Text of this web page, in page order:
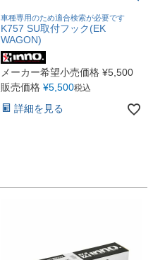
車種専用のため適合検索が必要です
K757 SU取付フック(EK
WAGON)
メーカー希望小売価格 ¥5,500
販売価格 ¥5,500税込
詳細を見る